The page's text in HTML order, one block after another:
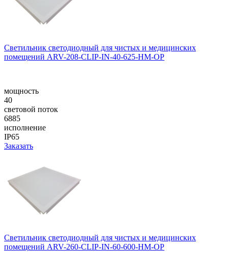
Светильник светодиодный для чистых и медицинских
помещений ARV-208-CLIP-IN-40-625-НM-OP
мощность
40
световой поток
6885
исполнение
IP65
Заказать
Светильник светодиодный для чистых и медицинских
помещений ARV-260-CLIP-IN-60-600-HM-OP